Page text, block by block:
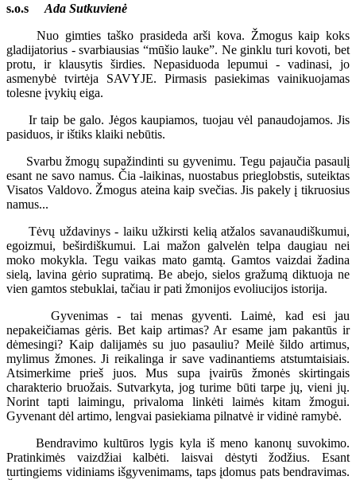
s.o.s
Ada Sutkuvienė
Nuo gimties taško prasideda arši kova. Žmogus kaip koks
gladijatorius - svarbiausias “mūšio lauke”. Ne ginklu turi kovoti, bet
protu, ir klausytis širdies. Nepasiduoda lepumui - vadinasi, jo
asmenybė tvirtėja SAVYJE. Pirmasis pasiekimas vainikuojamas
tolesne įvykių eiga.
Ir taip be galo. Jėgos kaupiamos, tuojau vėl panaudojamos. Jis
pasiduos, ir ištiks klaiki nebūtis.
Svarbu žmogų supažindinti su gyvenimu. Tegu pajaučia pasaulį
esant ne savo namus. Čia -laikinas, nuostabus prieglobstis, suteiktas
Visatos Valdovo. Žmogus ateina kaip svečias. Jis pakely į tikruosius
namus...
Tėvų uždavinys - laiku užkirsti kelią atžalos savanaudiškumui,
egoizmui, beširdiškumui. Lai mažon galvelėn telpa daugiau nei
moko mokykla. Tegu vaikas mato gamtą. Gamtos vaizdai žadina
sielą, lavina gėrio supratimą. Be abejo, sielos gražumą diktuoja ne
vien gamtos stebuklai, tačiau ir pati žmonijos evoliucijos istorija.
Gyvenimas - tai menas gyventi. Laimė, kad esi jau
nepakeičiamas gėris. Bet kaip artimas? Ar esame jam pakantūs ir
dėmesingi? Kaip dalijamės su juo pasauliu? Meilė šildo artimus,
mylimus žmones. Ji reikalinga ir save vadinantiems atstumtaisiais.
Atsimerkime prieš juos. Mus supa įvairūs žmonės skirtingais
charakterio bruožais. Sutvarkyta, jog turime būti tarpe jų, vieni jų.
Norint tapti laimingu, privaloma linkėti laimės kitam žmogui.
Gyvenant dėl artimo, lengvai pasiekiama pilnatvė ir vidinė ramybė.
Bendravimo kultūros lygis kyla iš meno kanonų suvokimo.
Pratinkimės vaizdžiai kalbėti. laisvai dėstyti žodžius. Esant
turtingiems vidiniams išgyvenimams, taps įdomus pats bendravimas.